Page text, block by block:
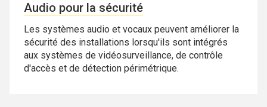
Audio pour la sécurité
Les systèmes audio et vocaux peuvent améliorer la
sécurité des installations lorsqu'ils sont intégrés
aux systèmes de vidéosurveillance, de contrôle
d'accès et de détection périmétrique.